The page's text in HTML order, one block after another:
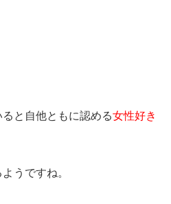
と自他ともに認める女性好き
うですね。